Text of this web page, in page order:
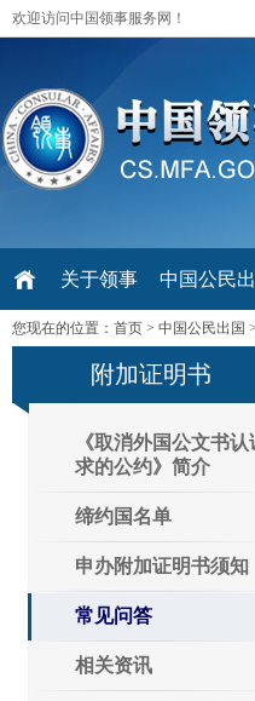
欢迎访问中国领事服务网！
关于领事 中国公民
您现在的位置： 首页 > 中国公民出国 >
附加证明书
《取消外国公文书认
求的公约》简介
缔约国名单
申办附加证明书须知
常见问答
相关资讯